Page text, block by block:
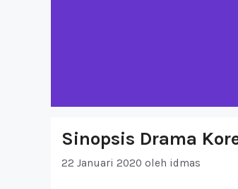
Sinopsis Drama
22 Januari 2020 oleh idmas